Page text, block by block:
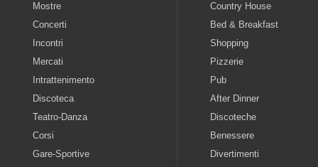
Mostre
Concerti
Incontri
Mercati
Intrattenimento
Discoteca
Teatro-Danza
Corsi
Gare-Sportive
Country House
Bed & Breakfast
Shopping
Pizzerie
Pub
After Dinner
Discoteche
Benessere
Divertimenti